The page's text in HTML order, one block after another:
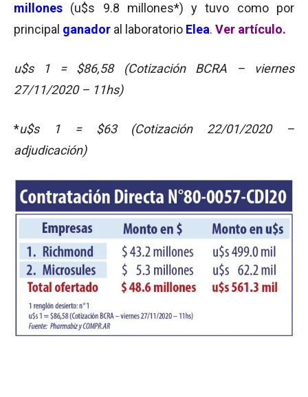
millones (u$s 9.8 millones*) y tuvo como por
principal ganador al laboratorio Elea. Ver artículo.
u$s 1 = $86,58 (Cotización BCRA – viernes
27/11/2020 – 11hs)
*u$s 1 = $63 (Cotización 22/01/2020 –
adjudicación)